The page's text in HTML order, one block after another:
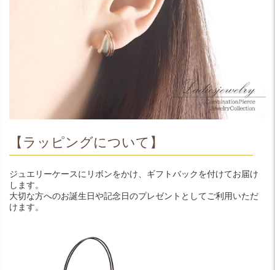
【ラッピングについて】
ジュエリーケースにリボンをかけ、ギフトバックを付けてお届け
します。
大切な方へのお誕生日や記念日のプレゼントとしてご利用いただ
けます。